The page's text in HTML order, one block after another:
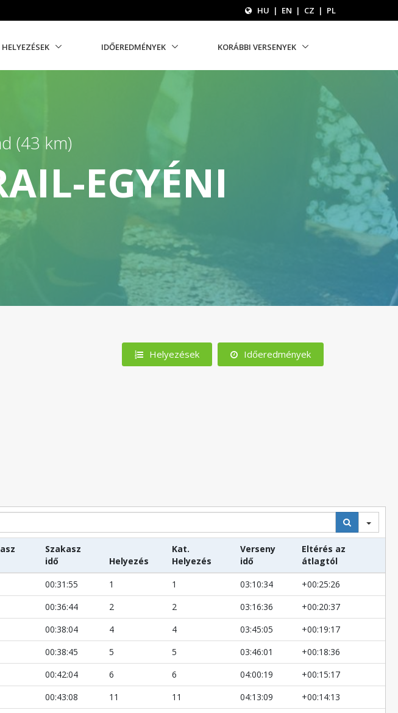
HU | EN | CZ | PL
HELYEZÉSEK IDŐEREDMÉNYEK KORÁBBI VERSENYEK
(43 km)
EGYÉNI
Helyezések Időeredmények
Szakasz
idő
Helyezés
Kat.
Helyezés
Verseny
idő
Eltérés az
átlagtól
00:31:55 1 1 03:10:34
+00:25:26
00:36:44 2 2 03:16:36
+00:20:37
00:38:04 4 4 03:45:05
+00:19:17
00:38:45 5 5 03:46:01
+00:18:36
00:42:04 6 6 04:00:19
+00:15:17
00:43:08 11 11 04:13:09
+00:14:13